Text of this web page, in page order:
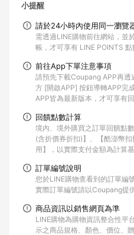
小提醒
請於24小時內使用同一瀏覽
需透過LINE購物前往網站，並
帳，才可享有 LINE POINTS 點
前往App下單注意事項
請預先下載Coupang APP再透
方 [開啟APP] 按鈕導轉APP完
APP皆為最新版本，才可享有回
回饋點數計算
境內、境外購買之訂單回饋點
(含折價券折扣)】、【酷澎幣
用】，以實際支付金額為計算基
訂單編號說明
您於LINE購物查看到的訂單編
實際訂單編號請以Coupang提
商品資訊以銷售網頁為準
LINE購物為購物資訊整合性平
示之商品規格、顏色、價位、